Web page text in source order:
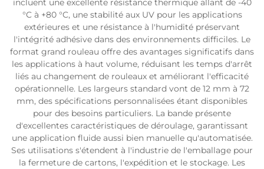
incluent une excellente résistance thermique allant de -40
°C à +80 °C, une stabilité aux UV pour les applications
extérieures et une résistance à l'humidité préservant
l'intégrité adhésive dans des environnements difficiles. Le
format grand rouleau offre des avantages significatifs dans
les applications à haut volume, réduisant les temps d'arrêt
liés au changement de rouleaux et améliorant l'efficacité
opérationnelle. Les largeurs standard vont de 12 mm à 72
mm, des spécifications personnalisées étant disponibles
pour des besoins particuliers. La bande présente
d'excellentes caractéristiques de déroulage, garantissant
une application fluide aussi bien manuelle qu'automatisée.
Ses utilisations s'étendent à l'industrie de l'emballage pour
la fermeture de cartons, l'expédition et le stockage. Les